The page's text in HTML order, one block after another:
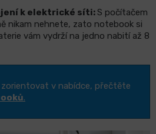
k elektrické síti:S počítačem
nikam nehnete, zato notebook si
vám vydrží na jedno nabití až 8
v nabídce, přečtěte
.